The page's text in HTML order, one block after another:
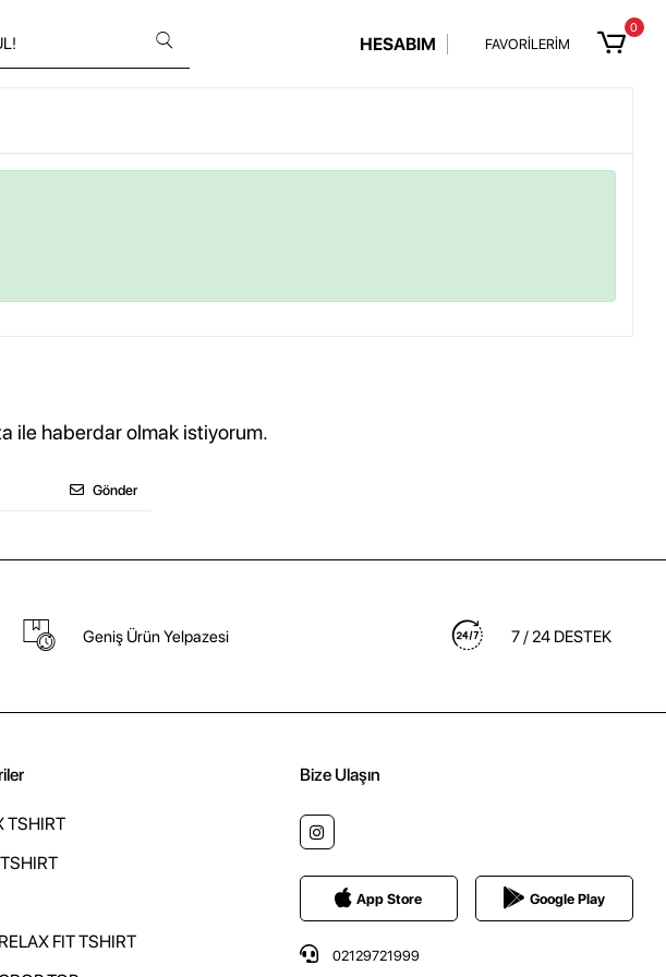
HESABIM FAVORİLERİM
0
ile haberdar olmak istiyorum.
Gönder
Geniş Ürün Yelpazesi 7 / 24 DESTEK
TSHIRT
FIT TSHIRT
Bize Ulaşın
App Store Google Play
02129721999